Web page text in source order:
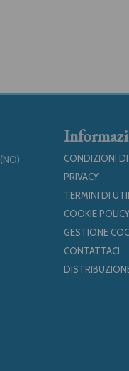
CONDIZIONI
PRIVACY
TERMINI DI
COOKIE POLICY
GESTIONE
CONTATTACI